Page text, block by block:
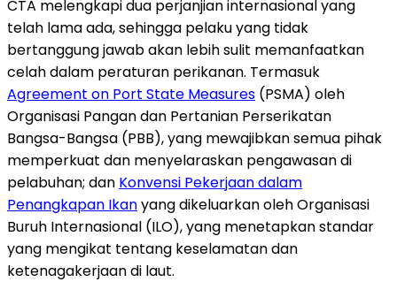
CTA melengkapi dua perjanjian internasional yang
telah lama ada, sehingga pelaku yang tidak
bertanggung jawab akan lebih sulit memanfaatkan
celah dalam peraturan perikanan. Termasuk
Agreement on Port State Measures (PSMA) oleh
Organisasi Pangan dan Pertanian Perserikatan
Bangsa-Bangsa (PBB), yang mewajibkan semua pihak
memperkuat dan menyelaraskan pengawasan di
pelabuhan; dan Konvensi Pekerjaan dalam
Penangkapan Ikanyang dikeluarkan oleh Organisasi
Buruh Internasional (ILO), yang menetapkan standar
yang mengikat tentang keselamatan dan
ketenagakerjaan di laut.